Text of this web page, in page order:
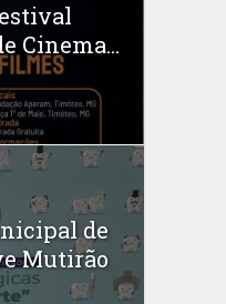
Cinema...
de
Mutirão